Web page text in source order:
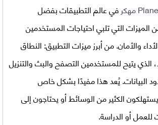
في عالم التطبيقات بفضل
التي تلبي احتياجات المستخدمين
والأمان. من أبرز ميزات التطبيق: النطاق
الذي يتيح للمستخدمين التصفح والبث والتنزيل
البيانات. يُعد هذا مفيدًا بشكل خاص
الكثير من الوسائط أو يحتاجون إلى
للعمل أو الدراسة.